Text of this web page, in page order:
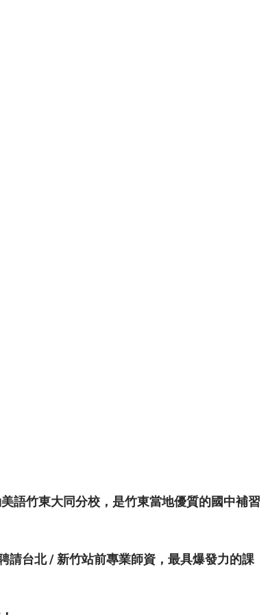
語竹東大同分校，是竹東當地優質的國中補習
請台北 / 新竹站前專業師資，最具爆發力的課